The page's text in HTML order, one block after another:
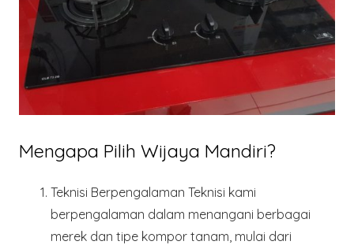
Mengapa Pilih Wijaya Mandiri?
Teknisi Berpengalaman Teknisi kami
berpengalaman dalam menangani berbagai
merek dan tipe kompor tanam, mulai dari